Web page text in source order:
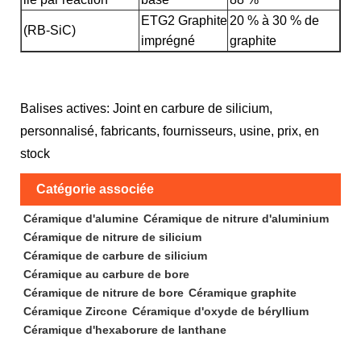
(RB-SiC)
ETG2 Graphite
imprégné
20 % à 30 % de
graphite
Balises actives: Joint en carbure de silicium,
personnalisé, fabricants, fournisseurs, usine, prix, en
stock
Catégorie associée
Céramique d'alumine Céramique de nitrure d'aluminium
Céramique de nitrure de silicium
Céramique de carbure de silicium
Céramique au carbure de bore
Céramique de nitrure de bore Céramique graphite
Céramique Zircone Céramique d'oxyde de béryllium
Céramique d'hexaborure de lanthane